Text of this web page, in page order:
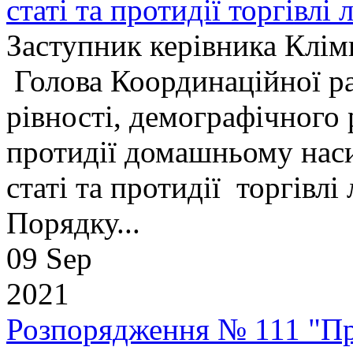
статі та протидії
Заступник керівника
Голова Координаційної
рівності, демографічного
протидії домашньому
статі та протидії
Порядку...
09 Sep
2021
Розпорядження № 111